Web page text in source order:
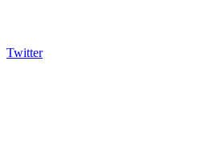
Twitter